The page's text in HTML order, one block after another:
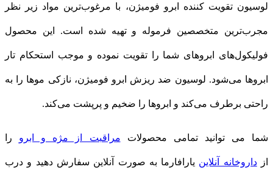
لوسیون تقویت کننده ابرو فومیژن، با مرغوب‌ترین مواد زیر نظر
مجرب‌ترین متخصصین فرموله و تهیه شده است. این محصول
فولیکول‌های ابروهای شما را تقویت نموده و موجب استحکام تار
ابروها می‌شود. لوسیون ضد ریزش ابرو فومیژن، نازکی موها را به
راحتی برطرف می‌کند و ابروها را ضخیم و پرپشت می‌کند.
شما می توانید تمامی محصولات مراقبت از مژه و ابرو را
ازداروخانه آنلاین یارافارما به صورت آنلاین سفارش دهید و درب